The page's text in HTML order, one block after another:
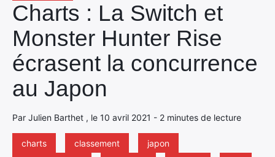
Charts : La Switch et
Monster Hunter Rise
écrasent la concurrence
au Japon
Par Julien Barthet , le 10 avril 2021 - 2 minutes de lecture
charts classement
japon